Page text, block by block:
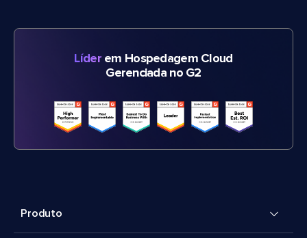
Líderem Hospedagem Cloud
Gerenciada no G2
Produto